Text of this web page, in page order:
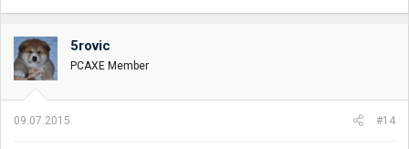
5rovic
PCAXE Member
09.07.2015. #14